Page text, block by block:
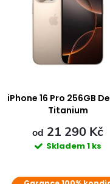
p
o
p
iPhone 16 Pro 256GB
Titanium
od 21 290 Kč
Skladem1 ks